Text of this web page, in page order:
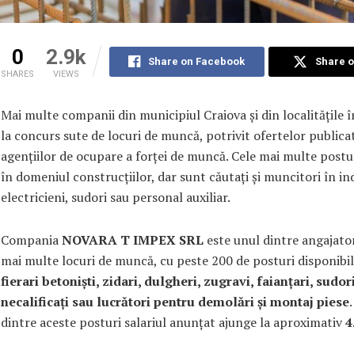
0
SHARES
2.9k
VIEWS
Share on Facebook Share
Mai multe companii din municipiul Craiova și din localitățile
la concurs sute de locuri de muncă, potrivit ofertelor
agențiilor de ocupare a forței de muncă. Cele mai multe
în domeniul construcțiilor, dar sunt căutați și muncitori în
electricieni, sudori sau personal auxiliar.
CompaniaNOVARA T IMPEX SRL este unul dintre
mai multe locuri de muncă, cu peste 200 de posturi
fierari betoniști, zidari, dulgheri, zugravi, faianțari,
necalificați sau lucrători pentru demolări și montaj piese
dintre aceste posturi salariul anunțat ajunge la aproximativ